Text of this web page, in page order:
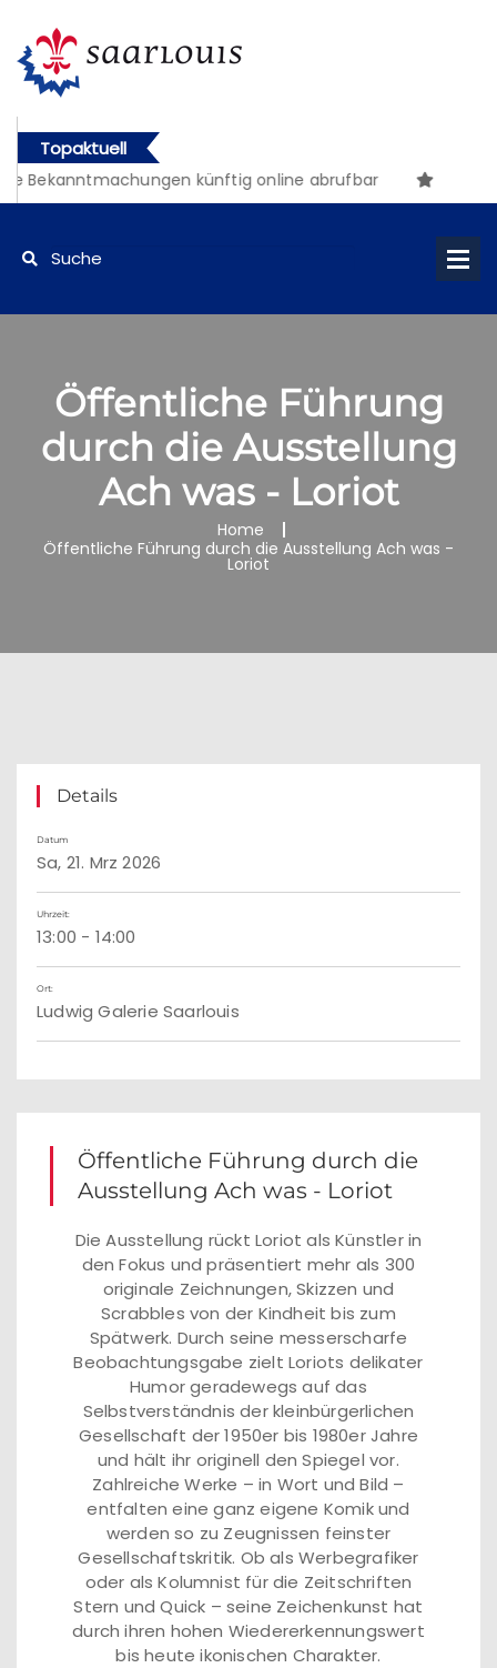
Topaktuell
Bekanntmachungen künftig online abrufbar
Öffentliche Führung
durch die Ausstellung
Ach was - Loriot
Home
Öffentliche Führung durch die Ausstellung Ach was -
Loriot
Details
Datum
Sa, 21. Mrz 2026
Uhrzeit:
13:00 - 14:00
Ort:
Ludwig Galerie Saarlouis
Öffentliche Führung durch die
Ausstellung Ach was - Loriot
Die Ausstellung rückt Loriot als Künstler in
den Fokus und präsentiert mehr als 300
originale Zeichnungen, Skizzen und
Scrabbles von der Kindheit bis zum
Spätwerk. Durch seine messerscharfe
Beobachtungsgabe zielt Loriots delikater
Humor geradewegs auf das
Selbstverständnis der kleinbürgerlichen
Gesellschaft der 1950er bis 1980er Jahre
und hält ihr originell den Spiegel vor.
Zahlreiche Werke – in Wort und Bild –
entfalten eine ganz eigene Komik und
werden so zu Zeugnissen feinster
Gesellschaftskritik. Ob als Werbegrafiker
oder als Kolumnist für die Zeitschriften
Stern und Quick – seine Zeichenkunst hat
durch ihren hohen Wiedererkennungswert
bis heute ikonischen Charakter.